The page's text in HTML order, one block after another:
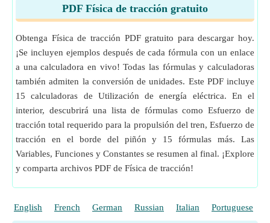
Salida de par de la central eléctrica (Metro de
T Tiempo tomado por tren (Minuto)
Velocidad final (Kilómetro/Hora)
V Velocidad (Kilómetro/Hora)
W Peso del tren (Tonelada (Ensayo) (US))
WeAceleración del peso del tren (Tonelada (Ensayo)
(US))
α Aceleración del tren (Kilómetro / Hora Segundo)
η Eficiencia de la transmisión
η
Ángulo de disparo (Grado)
Medición: Ángulo in Grado (°)
Ángulo Conversión de unidades
Medición : Peso
in Tonelada (Ensayo) (US) (AT (US))
Peso Conversión de unidades
Medición
Aceleración
in Kilómetro / Hora Segundo
in Metro de Newton (N
*m)
Esfuerzo de torsión Conversión de unidades
Medición
:Longitud in Metro (m)
Longitud Conversión de unidades
Medición:Energíain Vatio (W)
Energía Conversión de unidades
PDF Física de tracción gratuito
Obtenga Física de tracción PDF gratuito para descargar hoy.
¡Se incluyen ejemplos después de cada fórmula con un enlace
a una calculadora en vivo! Todas las fórmulas y calculadoras
también admiten la conversión de unidades. Este PDF incluye
15 calculadoras de Utilización de energía eléctrica. En el
interior, descubrirá una lista de fórmulas como Esfuerzo de
tracción total requerido para la propulsión del tren, Esfuerzo de
tracción en el borde del piñón y 15 fórmulas más. Las
Variables, Funciones y Constantes se resumen al final. ¡Explore
y comparta archivos PDF de Física de tracción!
English French German Russian Italian Portuguese